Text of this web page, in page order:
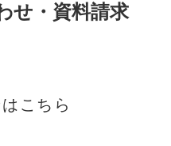
せ・資料請求
こちら